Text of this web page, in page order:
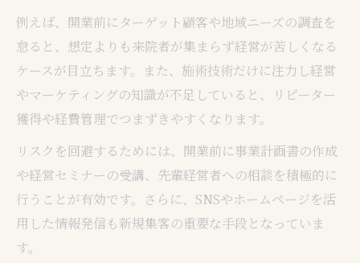
例えば、開業前にターゲット顧客や地域ニーズの調査を
怠ると、想定よりも来院者が集まらず経営が苦しくなる
ケースが目立ちます。また、施術技術だけに注力し経営
やマーケティングの知識が不足していると、リピーター
獲得や経費管理でつまずきやすくなります。
リスクを回避するためには、開業前に事業計画書の作成
や経営セミナーの受講、先輩経営者への相談を積極的に
行うことが有効です。さらに、SNSやホームページを活
用した情報発信も新規集客の重要な手段となっていま
す。